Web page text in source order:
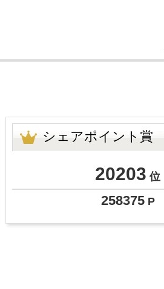
シェアポイント賞
20203 位
258375P